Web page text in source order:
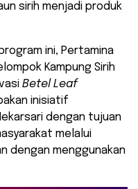
sirih menjadi produk
ini, Pertamina
Kampung Sirih
Betel Leaf
inisiatif
dengan tujuan
melalui
dengan menggunakan